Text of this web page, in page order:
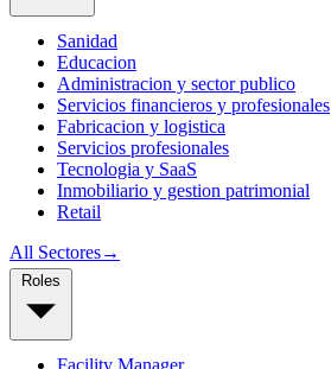
Sanidad
Educacion
Administracion y sector publico
Servicios financieros y profesionales
Fabricacion y logistica
Servicios profesionales
Tecnologia y SaaS
Inmobiliario y gestion patrimonial
Retail
All Sectores→
Facility Manager